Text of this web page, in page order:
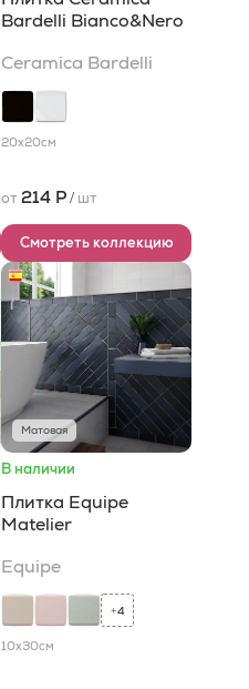
Bardelli Bianco&Nero
Ceramica Bardelli
20x20см
от 214 Р/ шт
Смотреть коллекцию
Матовая
В наличии
Плитка Equipe
Matelier
Equipe
+4
10x30см